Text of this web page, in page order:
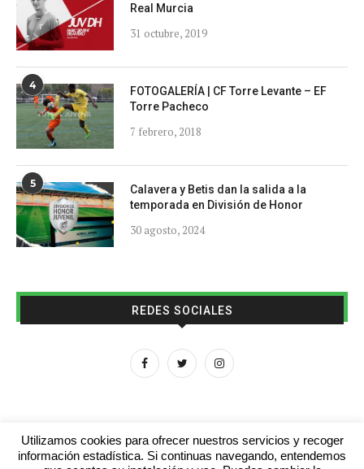
Real Murcia
31 octubre, 2019
4
FOTOGALERÍA | CF Torre Levante – EF
Torre Pacheco
7 febrero, 2018
5
Calavera y Betis dan la salida a la
temporada en División de Honor
30 agosto, 2024
REDES SOCIALES
Utilizamos cookies para ofrecer nuestros servicios y recoger
información estadística. Si continuas navegando, entendemos